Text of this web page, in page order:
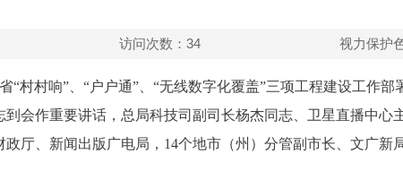
访问次数： 34 视力保护
“村村响”、“户户通”、“无线数字化覆盖”三项工程建设工作部
到会作重要讲话，总局科技司副司长杨杰同志、卫星直播中心
厅、新闻出版广电局，14个地市（州）分管副市长、文广新